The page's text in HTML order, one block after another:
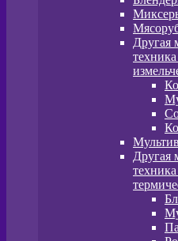
Другая
Другая